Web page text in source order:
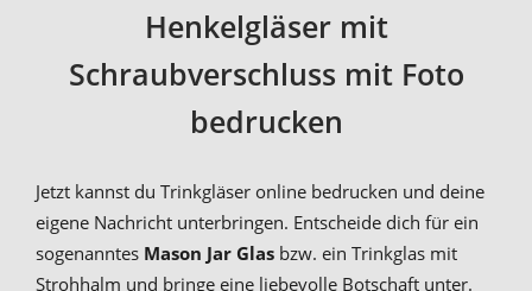
Henkelgläser mit
Schraubverschluss mit Foto
bedrucken
Jetzt kannst du Trinkgläser online bedrucken und deine
eigene Nachricht unterbringen. Entscheide dich für ein
sogenanntes Mason Jar Glas bzw. ein Trinkglas mit
Strohhalm und bringe eine liebevolle Botschaft unter.